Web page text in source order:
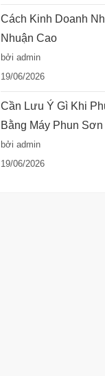
Cách Kinh Doanh
Nhuận Cao
bởi admin
19/06/2026
Cần Lưu Ý Gì Khi
Bằng Máy Phun
bởi admin
19/06/2026